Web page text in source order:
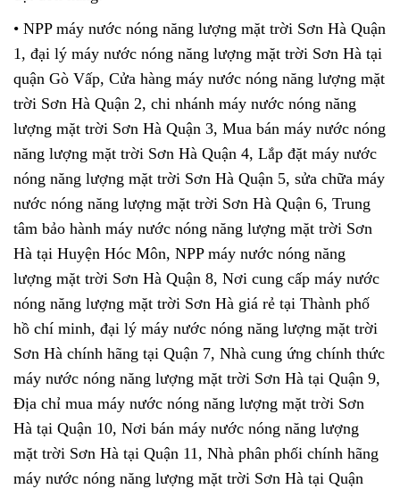
​​​• NPP máy nước nóng năng lượng mặt trời Sơn Hà Quận
1, đại lý máy nước nóng năng lượng mặt trời Sơn Hà tại
quận Gò Vấp, Cửa hàng máy nước nóng năng lượng mặt
trời Sơn Hà Quận 2, chi nhánh máy nước nóng năng
lượng mặt trời Sơn Hà Quận 3, Mua bán máy nước nóng
năng lượng mặt trời Sơn Hà Quận 4, Lắp đặt máy nước
nóng năng lượng mặt trời Sơn Hà Quận 5, sửa chữa máy
nước nóng năng lượng mặt trời Sơn Hà Quận 6, Trung
tâm bảo hành máy nước nóng năng lượng mặt trời Sơn
Hà tại Huyện Hóc Môn, NPP máy nước nóng năng
lượng mặt trời Sơn Hà Quận 8, Nơi cung cấp máy nước
nóng năng lượng mặt trời Sơn Hà giá rẻ tại Thành phố
hồ chí minh, đại lý máy nước nóng năng lượng mặt trời
Sơn Hà chính hãng tại Quận 7, Nhà cung ứng chính thức
máy nước nóng năng lượng mặt trời Sơn Hà tại Quận 9,
Địa chỉ mua máy nước nóng năng lượng mặt trời Sơn
Hà tại Quận 10, Nơi bán máy nước nóng năng lượng
mặt trời Sơn Hà tại Quận 11, Nhà phân phối chính hãng
máy nước nóng năng lượng mặt trời Sơn Hà tại Quận